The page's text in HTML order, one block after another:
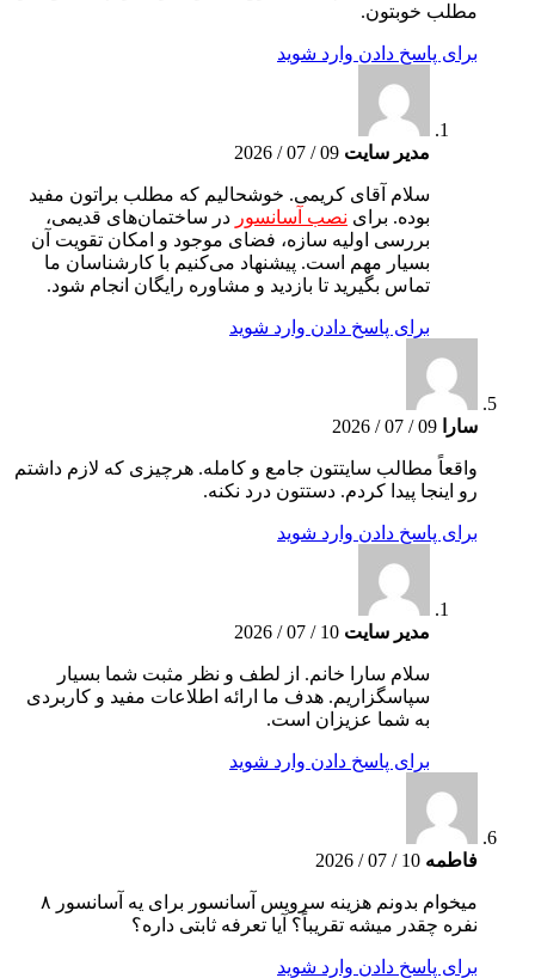
مطلب خوبتون.
برای پاسخ دادن وارد شوید
مدیر سایت 09 / 07 / 2026
سلام آقای کریمی. خوشحالیم که مطلب براتون مفید
بوده. برای نصب آسانسور در ساختمان‌های قدیمی،
بررسی اولیه سازه، فضای موجود و امکان تقویت آن
بسیار مهم است. پیشنهاد می‌کنیم با کارشناسان ما
تماس بگیرید تا بازدید و مشاوره رایگان انجام شود.
برای پاسخ دادن وارد شوید
سارا 09 / 07 / 2026
واقعاً مطالب سایتتون جامع و کامله. هرچیزی که لازم داشتم
رو اینجا پیدا کردم. دستتون درد نکنه.
برای پاسخ دادن وارد شوید
مدیر سایت 10 / 07 / 2026
سلام سارا خانم. از لطف و نظر مثبت شما بسیار
سپاسگزاریم. هدف ما ارائه اطلاعات مفید و کاربردی
به شما عزیزان است.
برای پاسخ دادن وارد شوید
فاطمه 10 / 07 / 2026
میخوام بدونم هزینه سرویس آسانسور برای یه آسانسور ۸
نفره چقدر میشه تقریباً؟ آیا تعرفه ثابتی داره؟
برای پاسخ دادن وارد شوید